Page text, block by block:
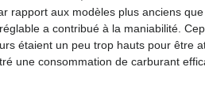
rapport aux modèles plus anciens
a contribué à la maniabilité.
étaient un peu trop hauts pour être
une consommation de carburant